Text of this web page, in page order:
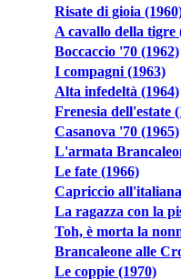
Risate di gioia
A cavallo della tigre
Boccaccio '70 (1962)
I compagni (1963)
Alta infedeltà (1964)
Frenesia dell'estate
Casanova '70 (1965)
L'armata
Le fate (1966)
Capriccio
La ragazza con la
Toh, è morta la
Brancaleone alle
Le coppie (1970)